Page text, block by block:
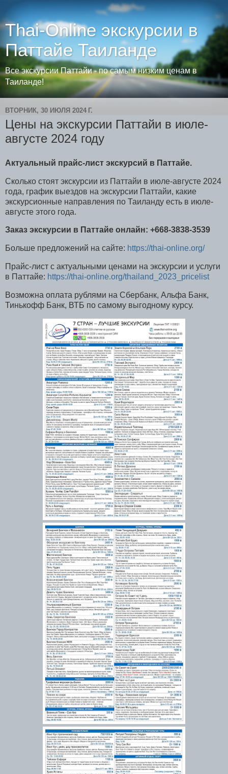
Thai-Online экскурсии в
Паттайе Таиланде
Все экскурсии Паттайи - по самым низким ценам в
Таиланде!
ВТОРНИК, 30 ИЮЛЯ 2024 Г.
Цены на экскурсии Паттайи в июле-
августе 2024 году
Актуальный прайс-лист экскурсий в Паттайе.
Сколько стоят экскурсии из Паттайи в июле-августе 2024
года, график выездов на экскурсии Паттайи, какие
экскурсионные направления по Таиланду есть в июле-
августе этого года.
Заказ экскурсии в Паттайе онлайн: +668-3838-3539
Больше предложений на сайте: https://thai-online.org/
Прайс-лист с актуальными ценами на экскурсии и услуги
в Паттайе: https://thai-online.org/thailand_2023_pricelist
Возможна оплата рублями на Сбербанк, Альфа Банк,
Тинькофф Банк, ВТБ по самому выгодному курсу.